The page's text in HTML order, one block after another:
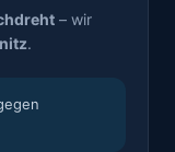
– wir
.